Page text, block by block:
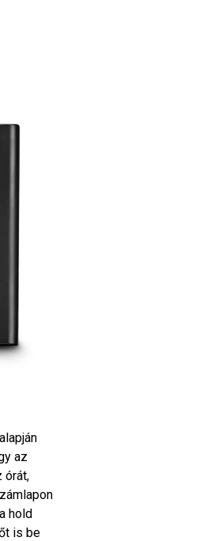
az
órát,
hold
is be